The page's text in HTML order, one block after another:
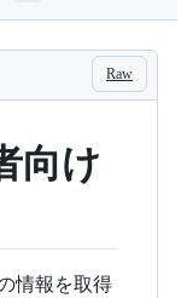
Raw
向け
情報を取得